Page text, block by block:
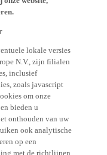
N.V., zijn filialen
inclusief
zoals javascript
om onze
bieden u
onthouden van uw
ook analytische
op een
met de richtlijnen